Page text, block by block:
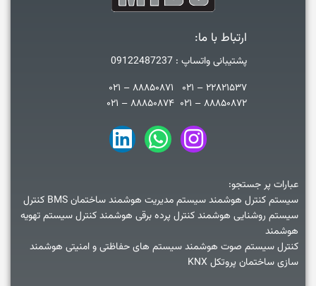
ارتباط با ما:
پشتیبانی واتساپ : 09122487237
۲۲۸۲۱۵۳۷ – ۰۲۱ ۸۸۸۵۰۸۷۱ – ۰۲۱
۸۸۸۵۰۸۷۲ – ۰۲۱ ۸۸۸۵۰۸۷۴ – ۰۲۱
عبارات پر جستجو:
سیستم کنترل هوشمند سیستم مدیریت هوشمند ساختمان BMS کنترل
سیستم روشنایی هوشمند کنترل پرده برقی هوشمند کنترل سیستم تهویه
هوشمند
کنترل سیستم صوت هوشمند سیستم های حفاظتی و امنیتی هوشمند
سازی ساختمان پروتکل KNX